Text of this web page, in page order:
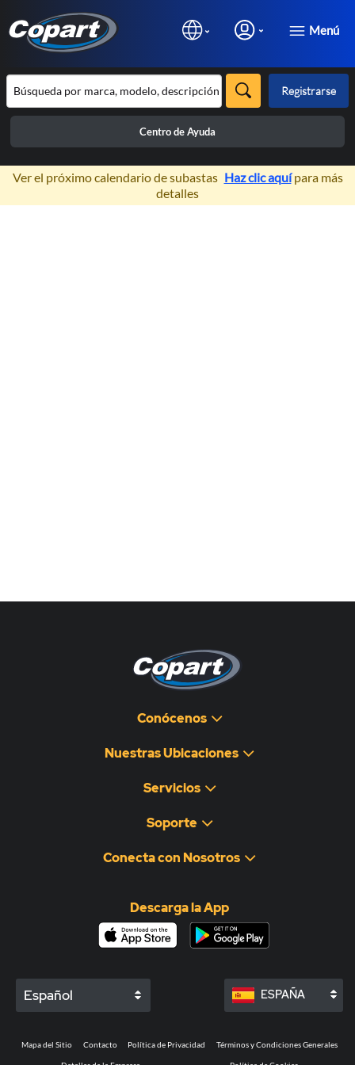
Menú
Registrarse
Centro de Ayuda
×
Ver el próximo calendario de subastas Haz clic aquípara más
detalles
Conócenos
Nuestras Ubicaciones
Servicios
Soporte
Conecta con Nosotros
Descarga la App
Español ESPAÑA
Mapa del Sitio Contacto Política de Privacidad Términos y Condiciones Generales